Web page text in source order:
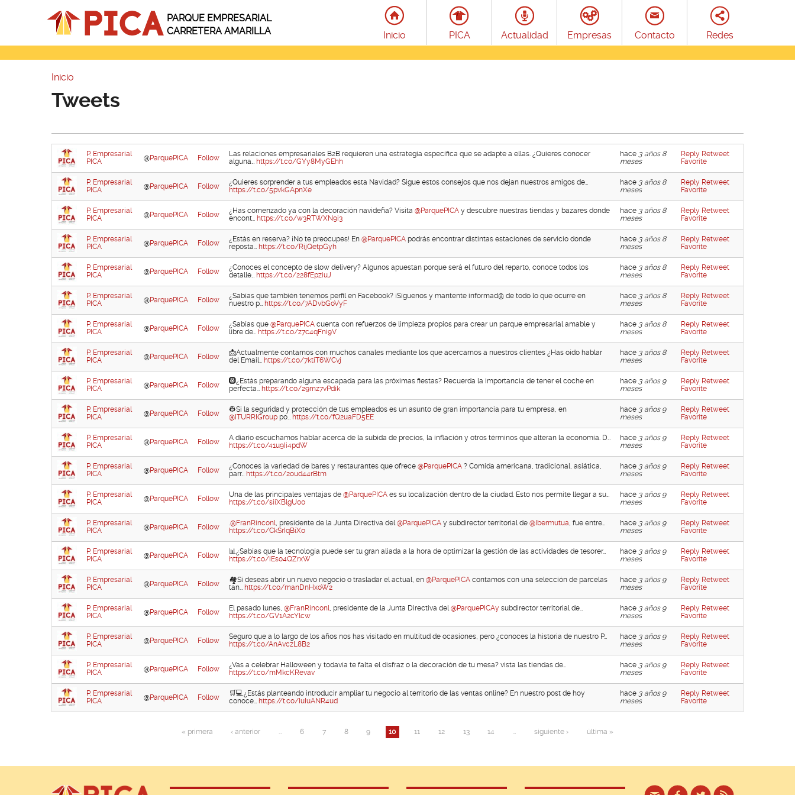
PARQUE EMPRESARIAL
CARRETERA AMARILLA
Inicio PICA Actualidad Empresas Contacto Redes
Usted está aquí
Inicio
Tweets
P. Empresarial
PICA
@ParquePICA Follow
Las relaciones empresariales B2B requieren una estrategia específica que se adapte a ellas. ¿Quieres conocer
alguna… https://t.co/GYy8MyGEhh
hace 3 años 8
meses
Reply Retweet
Favorite
P. Empresarial
PICA
@ParquePICA Follow
¿Quieres sorprender a tus empleados esta Navidad? Sigue estos consejos que nos dejan nuestros amigos de…
https://t.co/5pvkGApnXe
hace 3 años 8
meses
Reply Retweet
Favorite
P. Empresarial
PICA
@ParquePICA Follow ¿Has comenzado ya con la decoración navideña? Visita @ParquePICAy descubre nuestras tiendas y bazares donde
encont… https://t.co/w3RTWXN9i3
hace 3 años 8
meses
Reply Retweet
Favorite
P. Empresarial
PICA
@ParquePICA Follow ¿Estás en reserva? ¡No te preocupes! En @ParquePICApodrás encontrar distintas estaciones de servicio donde
reposta… https://t.co/RijQetpGyh
hace 3 años 8
meses
Reply Retweet
Favorite
P. Empresarial
PICA
@ParquePICA Follow
¿Conoces el concepto de slow delivery? Algunos apuestan porque será el futuro del reparto, conoce todos los
detalle… https://t.co/228fEpziuJ
hace 3 años 8
meses
Reply Retweet
Favorite
P. Empresarial
PICA
@ParquePICA Follow
¿Sabías que también tenemos perfil en Facebook? ¡Síguenos y mantente informad@ de todo lo que ocurre en
nuestro p… https://t.co/7ADvbGoVyF
hace 3 años 8
meses
Reply Retweet
Favorite
P. Empresarial
PICA
@ParquePICA Follow ¿Sabías que @ParquePICAcuenta con refuerzos de limpieza propios para crear un parque empresarial amable y
libre de… https://t.co/z7c4qFni9V
hace 3 años 8
meses
Reply Retweet
Favorite
P. Empresarial
PICA
@ParquePICA Follow
📩Actualmente contamos con muchos canales mediante los que acercarnos a nuestros clientes ¿Has oído hablar
del Email… https://t.co/7ktiT6WCvj
hace 3 años 8
meses
Reply Retweet
Favorite
P. Empresarial
PICA
@ParquePICA Follow
🛞¿Estás preparando alguna escapada para las próximas fiestas? Recuerda la importancia de tener el coche en
perfecta… https://t.co/29mz7vPdik
hace 3 años 9
meses
Reply Retweet
Favorite
P. Empresarial
PICA
@ParquePICA Follow
👷Si la seguridad y protección de tus empleados es un asunto de gran importancia para tu empresa, en
@ITURRIGrouppo… https://t.co/fQ2uaFD5EE
hace 3 años 9
meses
Reply Retweet
Favorite
P. Empresarial
PICA
@ParquePICA Follow
A diario escuchamos hablar acerca de la subida de precios, la inflación y otros términos que alteran la economía. D…
https://t.co/41u9Ii4pdW
hace 3 años 9
meses
Reply Retweet
Favorite
P. Empresarial
PICA
@ParquePICA Follow ¿Conoces la variedad de bares y restaurantes que ofrece @ParquePICA? Comida americana, tradicional, asiática,
parr… https://t.co/2oud44rBtm
hace 3 años 9
meses
Reply Retweet
Favorite
P. Empresarial
PICA
@ParquePICA Follow Una de las principales ventajas de @ParquePICAes su localización dentro de la ciudad. Esto nos permite llegar a su…
https://t.co/siiXBlgU00
hace 3 años 9
meses
Reply Retweet
Favorite
P. Empresarial
PICA
@ParquePICA Follow @FranRinconl , presidente de la Junta Directiva del @ParquePICAy subdirector territorial de @Ibermutua , fue entre…
https://t.co/CkSrIqBiXo
hace 3 años 9
meses
Reply Retweet
Favorite
P. Empresarial
PICA
@ParquePICA Follow
📊¿Sabías que la tecnología puede ser tu gran aliada a la hora de optimizar la gestión de las actividades de tesorer…
https://t.co/iEso4QZrxW
hace 3 años 9
meses
Reply Retweet
Favorite
P. Empresarial
PICA
@ParquePICA Follow 🏘️Si deseas abrir un nuevo negocio o trasladar el actual, en @ParquePICAcontamos con una selección de parcelas
tan… https://t.co/manDnHxoW2
hace 3 años 9
meses
Reply Retweet
Favorite
P. Empresarial
PICA
@ParquePICA Follow El pasado lunes, @FranRinconl , presidente de la Junta Directiva del @ParquePICAy subdirector territorial de…
https://t.co/GV1A2cYlcw
hace 3 años 9
meses
Reply Retweet
Favorite
P. Empresarial
PICA
@ParquePICA Follow
Seguro que a lo largo de los años nos has visitado en multitud de ocasiones, pero ¿conoces la historia de nuestro P…
https://t.co/AnAvczL8B2
hace 3 años 9
meses
Reply Retweet
Favorite
P. Empresarial
PICA
@ParquePICA Follow
¿Vas a celebrar Halloween y todavía te falta el disfraz o la decoración de tu mesa? vista las tiendas de…
https://t.co/mMkcKRevav
hace 3 años 9
meses
Reply Retweet
Favorite
P. Empresarial
PICA
@ParquePICA Follow
🛒💻¿Estás planteando introducir ampliar tu negocio al territorio de las ventas online? En nuestro post de hoy
conoce… https://t.co/IuIuANR4ud
hace 3 años 9
meses
Reply Retweet
Favorite
« primera ‹ anterior … 6 7 8 9 10 11 12 13 14 … siguiente › última »